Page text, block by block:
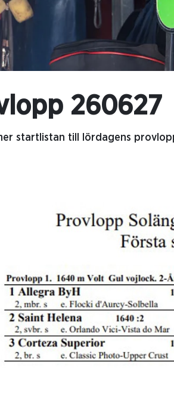
260627
startlistan till lördagens